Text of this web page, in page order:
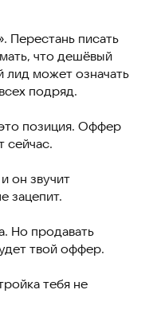
Перестань писать
что дешёвый
может означать
подряд.
позиция. Оффер
сейчас.
он звучит
зацепит.
Но продавать
твой оффер.
тебя не